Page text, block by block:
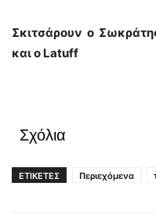
Σκιτσάρουν ο
και ο Latuff
Σχόλια
ΕΤΙΚΕΤΕΣ Περιεχόμενα